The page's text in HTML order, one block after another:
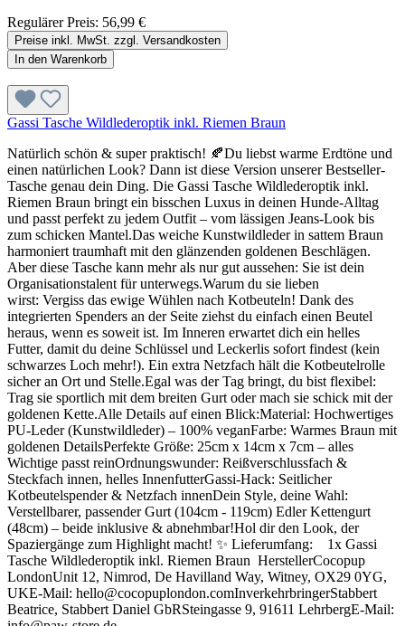
Regulärer Preis: 56,99 €
Preise inkl. MwSt. zzgl. Versandkosten
In den Warenkorb
Gassi Tasche Wildlederoptik inkl. Riemen Braun
Natürlich schön & super praktisch! 🍂Du liebst warme Erdtöne und
einen natürlichen Look? Dann ist diese Version unserer Bestseller-
Tasche genau dein Ding. Die Gassi Tasche Wildlederoptik inkl.
Riemen Braun bringt ein bisschen Luxus in deinen Hunde-Alltag
und passt perfekt zu jedem Outfit – vom lässigen Jeans-Look bis
zum schicken Mantel.Das weiche Kunstwildleder in sattem Braun
harmoniert traumhaft mit den glänzenden goldenen Beschlägen.
Aber diese Tasche kann mehr als nur gut aussehen: Sie ist dein
Organisationstalent für unterwegs.Warum du sie lieben
wirst: Vergiss das ewige Wühlen nach Kotbeuteln! Dank des
integrierten Spenders an der Seite ziehst du einfach einen Beutel
heraus, wenn es soweit ist. Im Inneren erwartet dich ein helles
Futter, damit du deine Schlüssel und Leckerlis sofort findest (kein
schwarzes Loch mehr!). Ein extra Netzfach hält die Kotbeutelrolle
sicher an Ort und Stelle.Egal was der Tag bringt, du bist flexibel:
Trag sie sportlich mit dem breiten Gurt oder mach sie schick mit der
goldenen Kette.Alle Details auf einen Blick:Material: Hochwertiges
PU-Leder (Kunstwildleder) – 100% veganFarbe: Warmes Braun mit
goldenen DetailsPerfekte Größe: 25cm x 14cm x 7cm – alles
Wichtige passt reinOrdnungswunder: Reißverschlussfach &
Steckfach innen, helles InnenfutterGassi-Hack: Seitlicher
Kotbeutelspender & Netzfach innenDein Style, deine Wahl:
Verstellbarer, passender Gurt (104cm - 119cm) Edler Kettengurt
(48cm) – beide inklusive & abnehmbar!Hol dir den Look, der
Spaziergänge zum Highlight macht! ✨ Lieferumfang: 1x Gassi
Tasche Wildlederoptik inkl. Riemen Braun HerstellerCocopup
LondonUnit 12, Nimrod, De Havilland Way, Witney, OX29 0YG,
UKE-Mail: hello@cocopuplondon.comInverkehrbringerStabbert
Beatrice, Stabbert Daniel GbRSteingasse 9, 91611 LehrbergE-Mail: